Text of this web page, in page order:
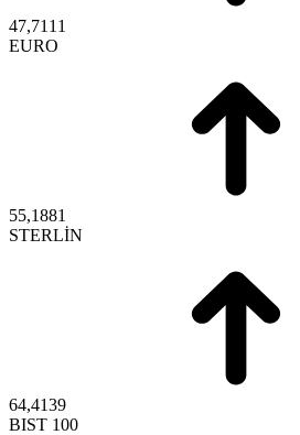
47,7111
EURO
55,1881
STERLİN
64,4139
BIST 100